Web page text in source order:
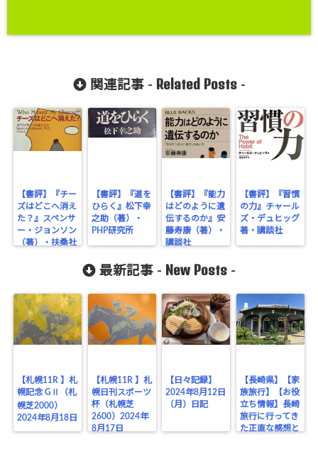
関連記事 - Related Posts-
【書評】『チー
ズはどこへ消え
た？』スペンサ
ー・ジョンソン
（著）・扶桑社
【書評】『道を
ひらく』松下幸
之助（著）・
PHP研究所
【書評】『能力
はどのように遺
伝するのか』安
藤寿康（著）・
講談社
【書評】『習慣
の力』チャール
ズ・デュヒッグ
著・講談社
最新記事 - New Posts -
【札幌11R 】札
幌記念 GⅡ（札
幌芝2000）
2024年8月18日
【札幌11R 】札
幌日刊スポーツ
杯（札幌芝
2600）2024年
8月17日
【日々記録】
2024年8月12日
（月）日記
【長崎県】【家
族旅行】【お役
立ち情報】長崎
旅行に行ってき
た正直な感想と